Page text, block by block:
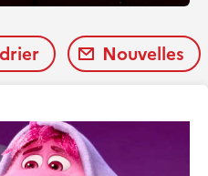
Nouvelles